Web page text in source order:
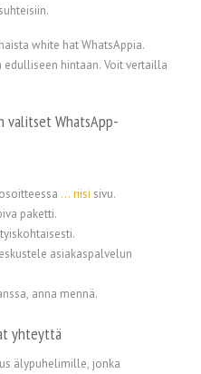
white hat WhatsAppia.
edulliseen hintaan. Voit vertailla
valitset WhatsApp-
...riisi sivu.
paketti.
asiakaspalvelun
anna mennä.
yhteyttä
älypuhelimille, jonka